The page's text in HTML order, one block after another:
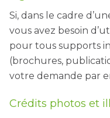
Si, dans le cadre
vous avez besoin
pour tous supports
(brochures,
votre demande par
Crédits photos et